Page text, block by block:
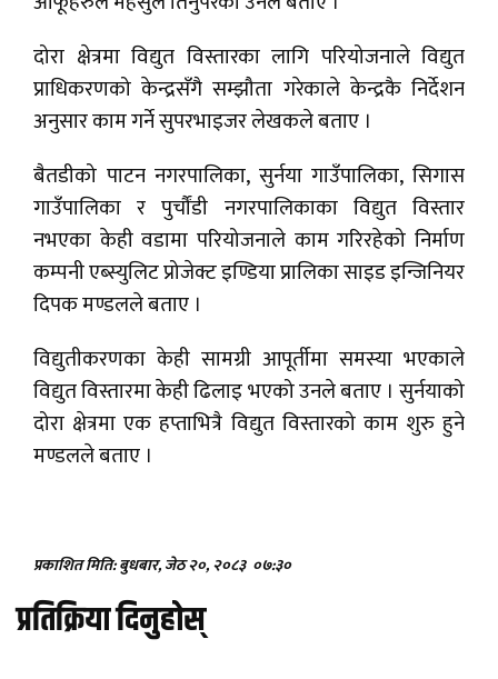
दोरा क्षेत्रमा विद्युत विस्तारका लागि परियोजनाले विद्युत
प्राधिकरणको केन्द्रसँगै सम्झौता गरेकाले केन्द्रकै निर्देशन
अनुसार काम गर्ने सुपरभाइजर लेखकले बताए ।
बैतडीको पाटन नगरपालिका, सुर्नया गाउँपालिका, सिगास
गाउँपालिका र पुर्चौंडी नगरपालिकाका विद्युत विस्तार
नभएका केही वडामा परियोजनाले काम गरिरहेको निर्माण
कम्पनी एब्स्युलिट प्रोजेक्ट इण्डिया प्रालिका साइड इन्जिनियर
दिपक मण्डलले बताए ।
विद्युतीकरणका केही सामग्री आपूर्तीमा समस्या भएकाले
विद्युत विस्तारमा केही ढिलाइ भएको उनले बताए । सुर्नयाको
दोरा क्षेत्रमा एक हप्ताभित्रै विद्युत विस्तारको काम शुरु हुने
मण्डलले बताए ।
प्रकाशित मिति: बुधबार, जेठ २०, २०८३ ०७:३०
प्रतिक्रिया दिनुहोस्